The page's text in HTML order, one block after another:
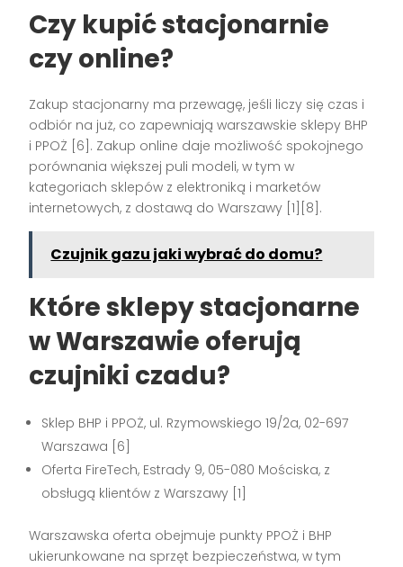
Czy kupić stacjonarnie
czy online?
Zakup stacjonarny ma przewagę, jeśli liczy się czas i
odbiór na już, co zapewniają warszawskie sklepy BHP
i PPOŻ [6]. Zakup online daje możliwość spokojnego
porównania większej puli modeli, w tym w
kategoriach sklepów z elektroniką i marketów
internetowych, z dostawą do Warszawy [1][8].
Czujnik gazu jaki wybrać do domu?
Które sklepy stacjonarne
w Warszawie oferują
czujniki czadu?
Sklep BHP i PPOŻ, ul. Rzymowskiego 19/2a, 02-697
Warszawa [6]
Oferta FireTech, Estrady 9, 05-080 Mościska, z
obsługą klientów z Warszawy [1]
Warszawska oferta obejmuje punkty PPOŻ i BHP
ukierunkowane na sprzęt bezpieczeństwa, w tym